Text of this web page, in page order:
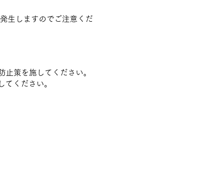
生しますのでご注意くだ
策を施してください。
ください。